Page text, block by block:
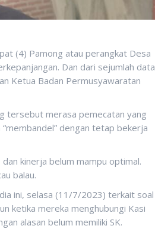
(4) Pamong atau perangkat Desa
Dan dari sejumlah data
Ketua Badan Permusyawaratan
tersebut merasa pemecatan yang
dengan tetap bekerja
kinerja belum mampu optimal.
balau.
ini, selasa (11/7/2023) terkait soal
ketika mereka menghubungi Kasi
alasan belum memiliki SK.